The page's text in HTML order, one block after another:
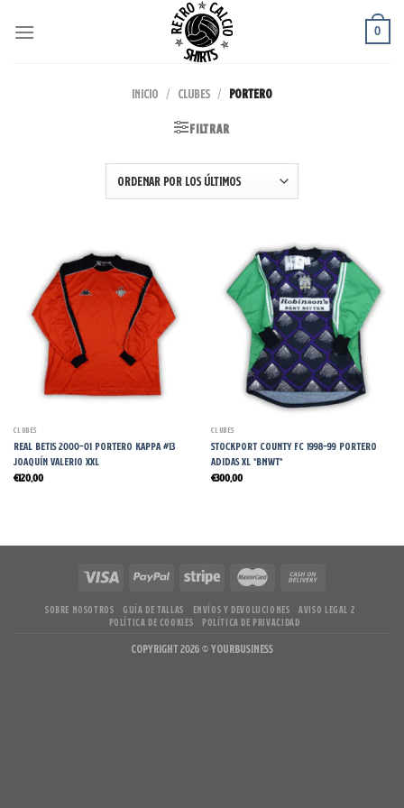
0
INICIO / CLUBES / PORTERO
FILTRAR
CLUBES
Real Betis 2000-01 Portero Kappa #13
Joaquín Valerio XXL
€120,00
CLUBES
Stockport County FC 1998-99 Portero
Adidas XL *BNWT*
€300,00
SOBRE NOSOTROS GUÍA DE TALLAS ENVÍOS Y DEVOLUCIONES
AVISO LEGAL 2
POLÍTICA DE COOKIES
POLÍTICA DE PRIVACIDAD
Copyright 2026 ©YourBusiness